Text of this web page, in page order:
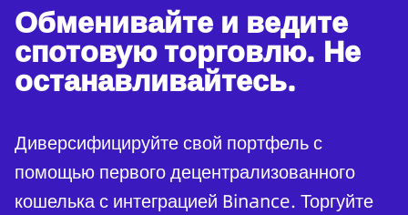
Обменивайте и ведите
спотовую торговлю. Не
останавливайтесь.
Диверсифицируйте свой портфель с
помощью первого децентрализованного
кошелька с интеграцией Binance. Торгуйте